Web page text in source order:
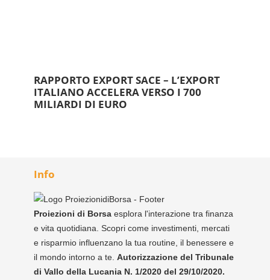
RAPPORTO EXPORT SACE – L’EXPORT
ITALIANO ACCELERA VERSO I 700
MILIARDI DI EURO
Info
Proiezioni di Borsa esplora l'interazione tra finanza
e vita quotidiana. Scopri come investimenti, mercati
e risparmio influenzano la tua routine, il benessere e
il mondo intorno a te. Autorizzazione del Tribunale
di Vallo della Lucania N. 1/2020 del 29/10/2020.